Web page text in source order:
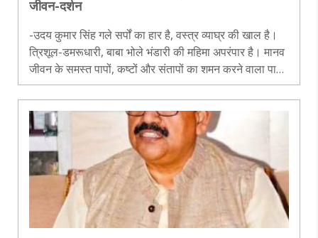
जीवन-दर्शन
-उदय कुमार सिंह गले सर्पों का हार है, वस्त्र व्याघ्र की खाल है।
त्रिशूल-डमरूधारी, बाबा भोले भंडारी की महिमा अपरंपार है। मानव
जीवन के समस्त पापों, कष्टों और संतापों का शमन करने वाला पावन
सावन मास आरंभ हो चुका है। देशभर के शिवालयों में श्रद्धालुओं..